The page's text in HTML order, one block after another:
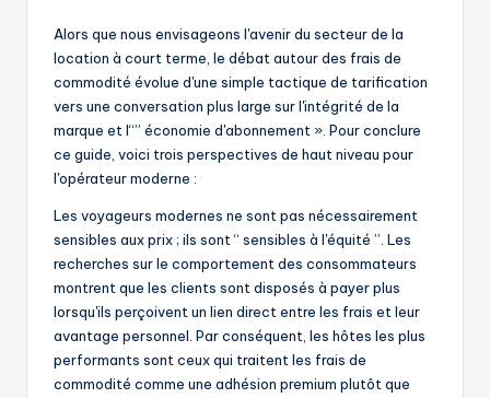
Alors que nous envisageons l'avenir du secteur de la
location à court terme, le débat autour des frais de
commodité évolue d'une simple tactique de tarification
vers une conversation plus large sur l'intégrité de la
marque et l“” économie d'abonnement ». Pour conclure
ce guide, voici trois perspectives de haut niveau pour
l'opérateur moderne :
Les voyageurs modernes ne sont pas nécessairement
sensibles aux prix ; ils sont “ sensibles à l'équité ”. Les
recherches sur le comportement des consommateurs
montrent que les clients sont disposés à payer plus
lorsqu'ils perçoivent un lien direct entre les frais et leur
avantage personnel. Par conséquent, les hôtes les plus
performants sont ceux qui traitent les frais de
commodité comme une adhésion premium plutôt que